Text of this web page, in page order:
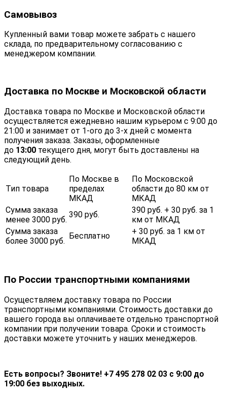
Самовывоз
Купленный вами товар можете забрать с нашего
склада, по предварительному согласованию с
менеджером компании.
Доставка по Москве и Московской области
Доставка товара по Москве и Московской области
осуществляется ежедневно нашим курьером с 9:00 до
21:00 и занимает от 1-ого до 3-х дней с момента
получения заказа. Заказы, оформленные
до 13:00 текущего дня, могут быть доставлены на
следующий день.
Тип товара
По Москве в
пределах
МКАД
По Московской
области до 80 км от
МКАД
Сумма заказа
менее 3000 руб.
390 руб.
390 руб. + 30 руб. за 1
км от МКАД
Сумма заказа
более 3000 руб.
Бесплатно
+ 30 руб. за 1 км от
МКАД
По России транспортными компаниями
Осуществляем доставку товара по России
транспортными компаниями. Стоимость доставки до
вашего города вы оплачиваете отдельно транспортной
компании при получении товара. Сроки и стоимость
доставки можете уточнить у наших менеджеров.
Есть вопросы? Звоните! +7 495 278 02 03 с 9:00 до
19:00 без выходных.